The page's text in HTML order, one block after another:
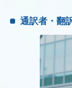
通訳者・翻